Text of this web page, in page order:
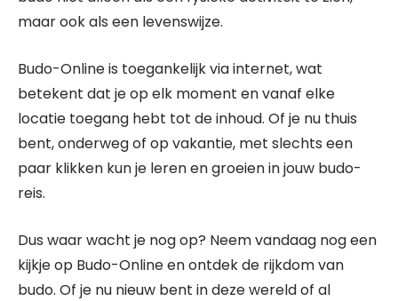
maar ook als een levenswijze.
Budo-Online is toegankelijk via internet, wat
betekent dat je op elk moment en vanaf elke
locatie toegang hebt tot de inhoud. Of je nu thuis
bent, onderweg of op vakantie, met slechts een
paar klikken kun je leren en groeien in jouw budo-
reis.
Dus waar wacht je nog op? Neem vandaag nog een
kijkje op Budo-Online en ontdek de rijkdom van
budo. Of je nu nieuw bent in deze wereld of al